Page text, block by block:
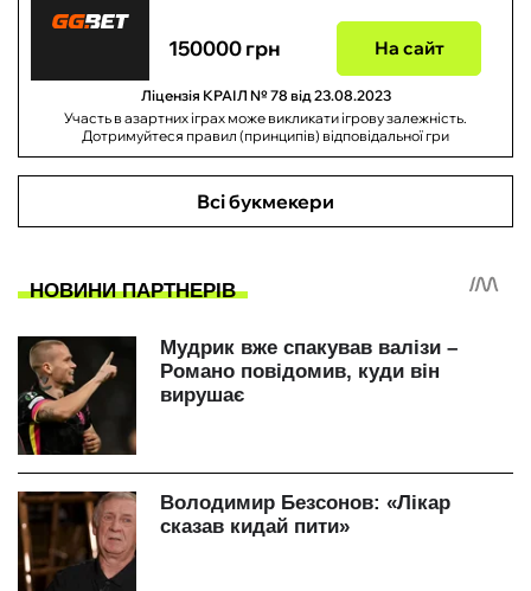
150000 грн На сайт
Ліцензія КРАІЛ № 78 від 23.08.2023
Участь в азартних іграх може викликати ігрову залежність.
Дотримуйтеся правил (принципів) відповідальної гри
Всі букмекери